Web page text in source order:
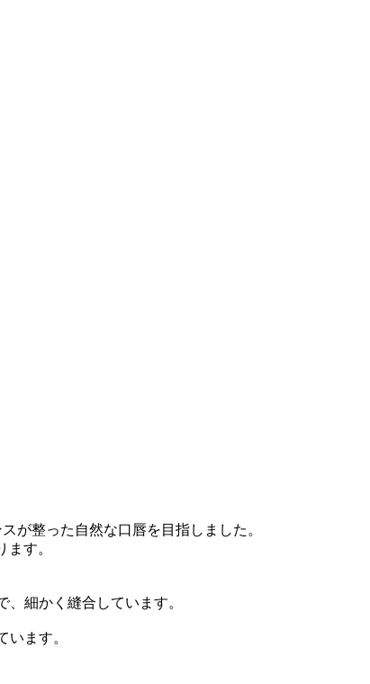
が整った自然な口唇を目指しました。
す。
細かく縫合しています。
ます。